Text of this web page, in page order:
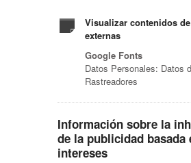
Visualizar contenidos
externas
Google Fonts
Datos Personales: Datos
Rastreadores
Información sobre la
de la publicidad basada
intereses